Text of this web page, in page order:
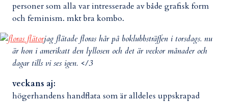
personer som alla var intresserade av både grafisk form
och feminism. mkt bra kombo.
jag flätade floras hår på boklubbsträffen i torsdags. nu
är hon i amerikatt den lyllosen och det är veckor månader och
dagar tills vi ses igen. </3
veckans aj:
högerhandens handflata som är alldeles uppskrapad